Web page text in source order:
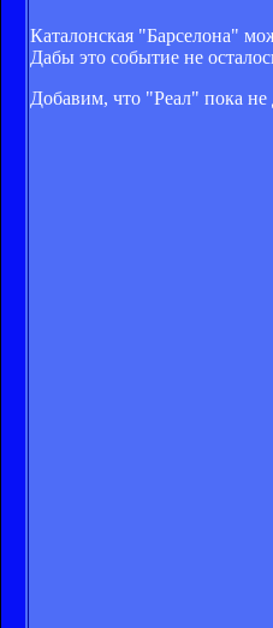
Каталонская "Барселона"
Дабы это событие не
Добавим, что "Реал" пока не